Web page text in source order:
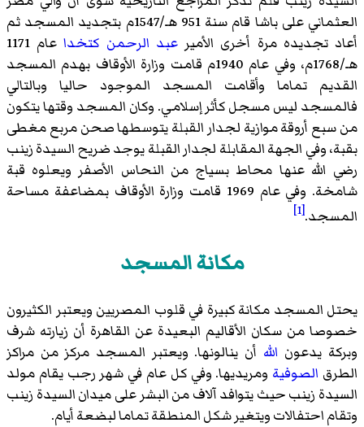
العثماني على باشا قام سنة 951 هـ/1547م بتجديد المسجد ثم
أعاد تجديده مرة أخرى الأميرعبد الرحمن كتخدا
عام 1171
هـ/1768م، وفي عام 1940م قامت وزارة الأوقاف بهدم المسجد
القديم تماما وأقامت المسجد الموجود حاليا وبالتالي
فالمسجد ليس مسجل كأثر إسلامي. وكان المسجد وقتها يتكون
من سبع أروقة موازية لجدار القبلة يتوسطها صحن مربع مغطى
بقبة، وفي الجهة المقابلة لجدار القبلة يوجد ضريح السيدة زينب
رضي الله عنها محاط بسياج من النحاس الأصفر ويعلوه قبة
شامخة. وفي عام 1969 قامت وزارة الأوقاف بمضاعفة مساحة
المسجد.[1]
مكانة المسجد
يحتل المسجد مكانة كبيرة في قلوب المصريين ويعتبر الكثيرون
خصوصا من سكان الأقاليم البعيدة عن القاهرة أن زيارته شرف
وبركة يدعون الله أن ينالونها. ويعتبر المسجد مركز من مراكز
الطرق الصوفية ومريديها. وفي كل عام في شهر رجب يقام مولد
السيدة زينبحيث يتوافد آلاف من البشر على ميدان السيدة زينب
وتقام احتفالات ويتغير شكل المنطقة تماما لبضعة أيام.